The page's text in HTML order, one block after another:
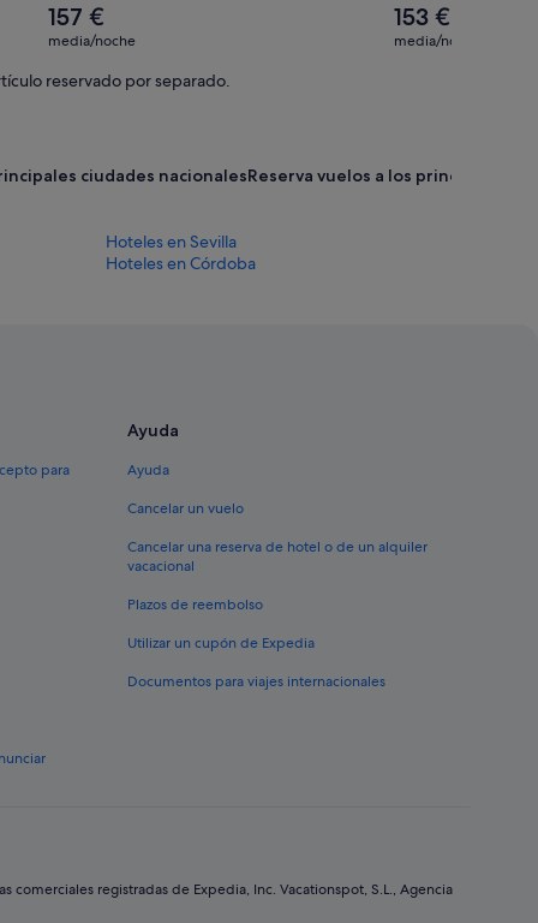
El
precio
por
157 €
media/noche
El
precio
153 €
media/noche
reservado por separado.
ciudades nacionalesReserva vuelos a los principales
Hoteles en Sevilla
Hoteles en Córdoba
para
Ayuda
Ayuda
Cancelar un vuelo
Cancelar una reserva de hotel o de un alquiler
vacacional
Plazos de reembolso
Utilizar un cupón de Expedia
Documentos para viajes internacionales
registradas de Expedia, Inc. Vacationspot, S.L., Agencia